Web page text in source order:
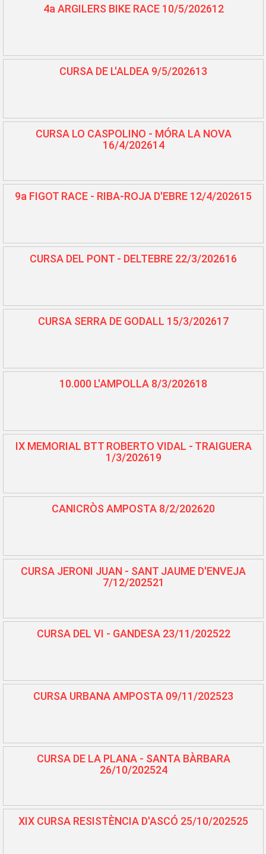
4a ARGILERS BIKE RACE 10/5/202612
CURSA DE L'ALDEA 9/5/202613
CURSA LO CASPOLINO - MÓRA LA NOVA
16/4/202614
9a FIGOT RACE - RIBA-ROJA D'EBRE 12/4/202615
CURSA DEL PONT - DELTEBRE 22/3/202616
CURSA SERRA DE GODALL 15/3/202617
10.000 L'AMPOLLA 8/3/202618
IX MEMORIAL BTT ROBERTO VIDAL - TRAIGUERA
1/3/202619
CANICRÒS AMPOSTA 8/2/202620
CURSA JERONI JUAN - SANT JAUME D'ENVEJA
7/12/202521
CURSA DEL VI - GANDESA 23/11/202522
CURSA URBANA AMPOSTA 09/11/202523
CURSA DE LA PLANA - SANTA BÀRBARA
26/10/202524
XIX CURSA RESISTÈNCIA D'ASCÓ 25/10/202525